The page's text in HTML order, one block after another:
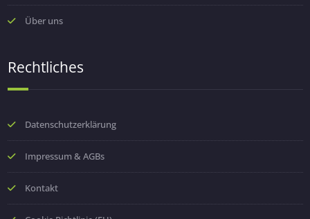
Über uns
Rechtliches
Datenschutzerklärung
Impressum & AGBs
Kontakt